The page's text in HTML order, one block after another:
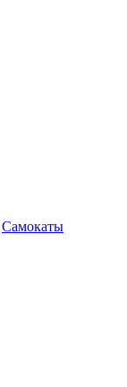
Самокаты